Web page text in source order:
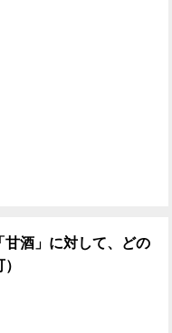
酒」に対して、どの